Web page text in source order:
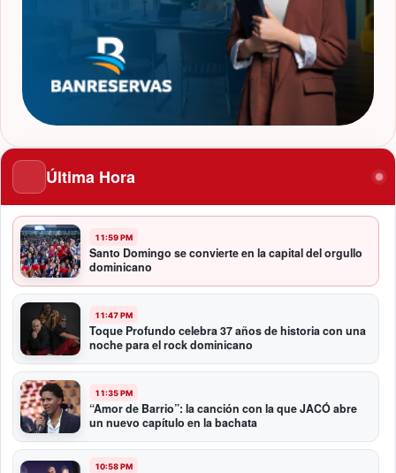
Última Hora
11:59 PM
Santo Domingo se convierte en la capital del orgullo
dominicano
11:47 PM
Toque Profundo celebra 37 años de historia con una
noche para el rock dominicano
11:35 PM
“Amor de Barrio”: la canción con la que JACÓ abre
un nuevo capítulo en la bachata
10:58 PM